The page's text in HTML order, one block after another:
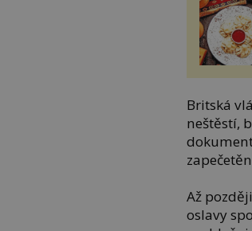
Britská
neštěstí,
Až
oslavy